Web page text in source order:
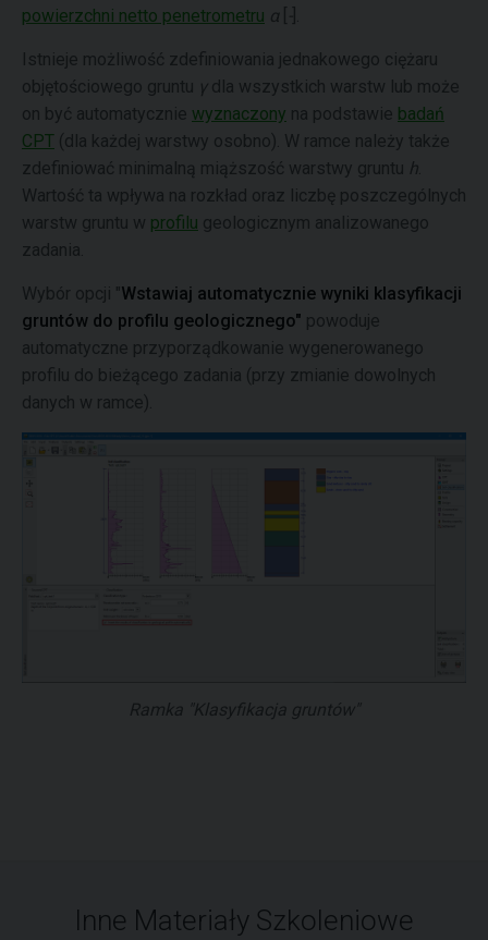
powierzchni netto penetrometru α
Istnieje możliwość zdefiniowania jednakowego ciężaru
objętościowego gruntu γdla wszystkich warstw lub może
on być automatycznie wyznaczony na podstawie badań
CPT (dla każdej warstwy osobno). W ramce należy także
zdefiniować minimalną miąższość warstwy gruntu h
Wartość ta wpływa na rozkład oraz liczbę poszczególnych
warstw gruntu w profilu geologicznym analizowanego
zadania.
Wybór opcji "Wstawiaj automatycznie wyniki klasyfikacji
gruntów do profilu geologicznego" powoduje
automatyczne przyporządkowanie wygenerowanego
profilu do bieżącego zadania (przy zmianie dowolnych
danych w ramce).
Ramka "Klasyfikacja gruntów"
Inne Materiały Szkoleniowe